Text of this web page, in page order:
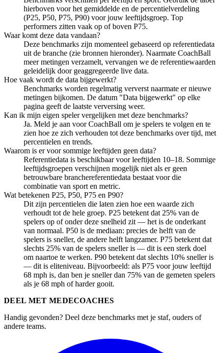
hierboven voor het gemiddelde en de percentielverdeling
(P25, P50, P75, P90) voor jouw leeftijdsgroep. Top
performers zitten vaak op of boven P75.
Waar komt deze data vandaan?
Deze benchmarks zijn momenteel gebaseerd op referentiedata
uit de branche (zie bronnen hieronder). Naarmate CoachBall
meer metingen verzamelt, vervangen we de referentiewaarden
geleidelijk door geaggregeerde live data.
Hoe vaak wordt de data bijgewerkt?
Benchmarks worden regelmatig ververst naarmate er nieuwe
metingen bijkomen. De datum "Data bijgewerkt" op elke
pagina geeft de laatste verversing weer.
Kan ik mijn eigen speler vergelijken met deze benchmarks?
Ja. Meld je aan voor CoachBall om je spelers te volgen en te
zien hoe ze zich verhouden tot deze benchmarks over tijd, met
percentielen en trends.
Waarom is er voor sommige leeftijden geen data?
Referentiedata is beschikbaar voor leeftijden 10–18. Sommige
leeftijdsgroepen verschijnen mogelijk niet als er geen
betrouwbare branchereferentiedata bestaat voor die
combinatie van sport en metric.
Wat betekenen P25, P50, P75 en P90?
Dit zijn percentielen die laten zien hoe een waarde zich
verhoudt tot de hele groep. P25 betekent dat 25% van de
spelers op of onder deze snelheid zit — het is de onderkant
van normaal. P50 is de mediaan: precies de helft van de
spelers is sneller, de andere helft langzamer. P75 betekent dat
slechts 25% van de spelers sneller is — dit is een sterk doel
om naartoe te werken. P90 betekent dat slechts 10% sneller is
— dit is eliteniveau. Bijvoorbeeld: als P75 voor jouw leeftijd
68 mph is, dan ben je sneller dan 75% van de gemeten spelers
als je 68 mph of harder gooit.
DEEL MET MEDECOACHES
Handig gevonden? Deel deze benchmarks met je staf, ouders of
andere teams.